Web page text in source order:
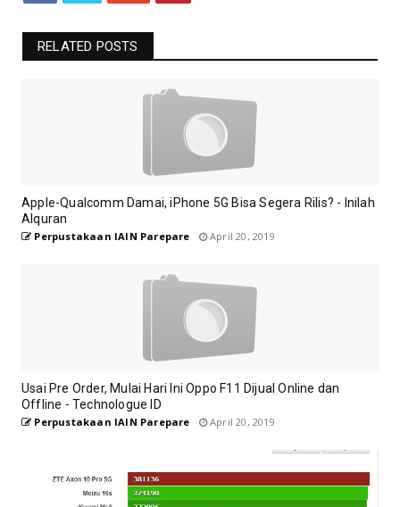
RELATED POSTS
Apple-Qualcomm Damai, iPhone 5G Bisa Segera Rilis? - Inilah
Alquran
Perpustakaan IAIN Parepare April 20, 2019
Usai Pre Order, Mulai Hari Ini Oppo F11 Dijual Online dan
Offline - Technologue ID
Perpustakaan IAIN Parepare April 20, 2019